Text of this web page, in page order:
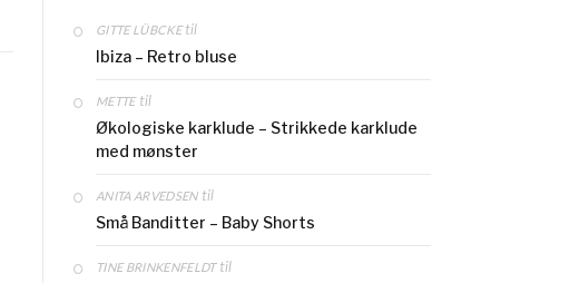
GITTE LÜBCKEtil
Ibiza – Retro bluse
METTEtil
Økologiske karklude – Strikkede karklude
med mønster
ANITA ARVEDSENtil
Små Banditter – Baby Shorts
TINE BRINKENFELDTtil